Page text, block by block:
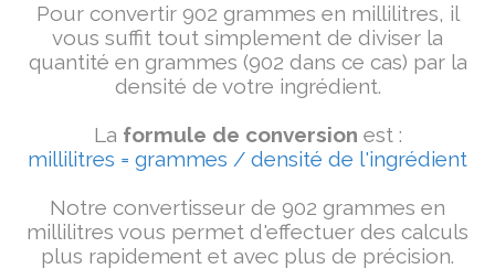
Pour convertir 902 grammes en millilitres, il
vous suffit tout simplement de diviser la
quantité en grammes (902 dans ce cas) par la
densité de votre ingrédient.
La formule de conversion est :
millilitres = grammes / densité de l'ingrédient
Notre convertisseur de 902 grammes en
millilitres vous permet d'effectuer des calculs
plus rapidement et avec plus de précision.